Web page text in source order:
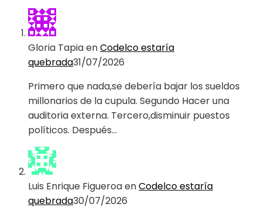
Gloria TapiaenCodelco estaría
quebrada31/07/2026
Primero que nada,se debería bajar los sueldos
millonarios de la cupula. Segundo Hacer una
auditoria externa. Tercero,disminuir puestos
políticos. Después…
Luis Enrique FigueroaenCodelco estaría
quebrada30/07/2026